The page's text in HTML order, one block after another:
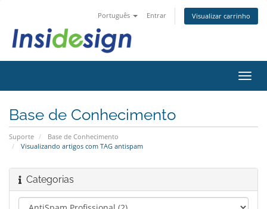
Português Entrar Visualizar carrinho
Base de Conhecimento
Suporte
Base de Conhecimento
Visualizando artigos com TAG antispam
Categorias